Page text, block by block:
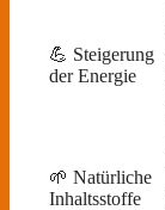
💪 Steigerung
der Energie
🌱 Natürliche
Inhaltsstoffe